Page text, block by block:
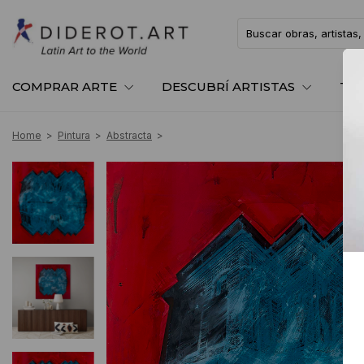
COMPRAR ARTE DESCUBRÍ ARTISTAS TE
Home > Pintura > Abstracta >